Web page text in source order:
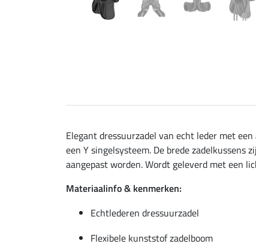
Elegant dressuurzadel van echt leder met
een Y singelsysteem. De brede
aangepast worden. Wordt geleverd met een
Materiaalinfo & kenmerken:
Echtlederen dressuurzadel
Flexibele kunststof zadelboom